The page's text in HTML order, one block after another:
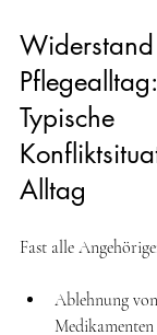
Pflegealltag:
Typische
Alltag
Fast alle
Ablehnung
Medikamenten